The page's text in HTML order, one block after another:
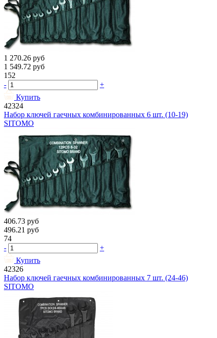
1 270.26 руб
1 549.72 руб
152
-
+
Купить
42324
Набор ключей гаечных комбинированных 6 шт. (10-19)
SITOMO
406.73 руб
496.21 руб
74
-
+
Купить
42326
Набор ключей гаечных комбинированных 7 шт. (24-46)
SITOMO